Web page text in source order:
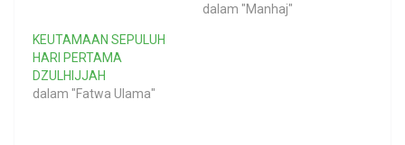
dalam "Manhaj"
KEUTAMAAN SEPULUH
HARI PERTAMA
DZULHIJJAH
dalam "Fatwa Ulama"